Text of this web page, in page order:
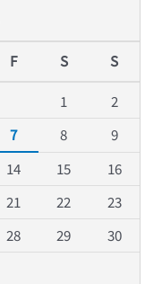
F S S
1
2
7 8
9
14 15
16
21 22
23
28 29
30